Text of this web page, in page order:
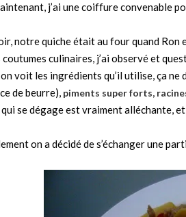
j’ai une coiffure convenable
notre quiche était au four quand Ron
coutumes culinaires, j’ai observé et
voit les ingrédients qu’il utilise, ça ne
de beurre), piments super forts,
qui se dégage est vraiment alléchante,
on a décidé de s’échanger une